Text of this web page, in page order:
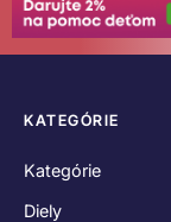
KATEGÓRIE
Kategórie
Diely